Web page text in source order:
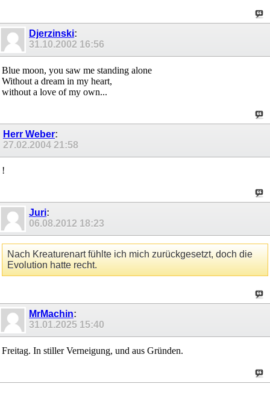
Djerzinski:
31.10.2002 16:56
Blue moon, you saw me standing alone
Without a dream in my heart,
without a love of my own...
Herr Weber:
27.02.2004 21:58
!
Juri:
06.08.2012 18:23
Nach Kreaturenart fühlte ich mich zurückgesetzt, doch die
Evolution hatte recht.
MrMachin:
31.01.2025 15:40
Freitag. In stiller Verneigung, und aus Gründen.